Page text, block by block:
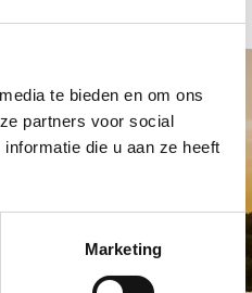
te bieden en om ons
partners voor social
die u aan ze heeft
Marketing